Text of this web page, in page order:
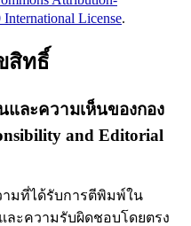
License.
สิทธิ์
และความเห็นของกอง
and Editorial
มที่ได้รับการตีพิมพ์ใน
ละความรับผิดชอบโดยตรง